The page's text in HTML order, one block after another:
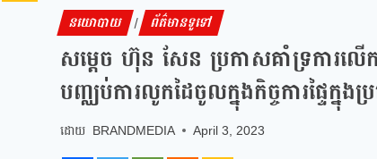
នយោបាយ | ព័ត៌មានទូទៅ
សម្ដេច ហ៊ុន សែន ប្រកាសគាំទ្រការល
បញ្ឈប់ការលូកដៃចូលក្នុងកិច្ចការផ្ទៃក្នុង
BRANDMEDIA April 3, 2023